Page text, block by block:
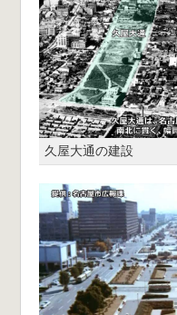
久屋大通の建設